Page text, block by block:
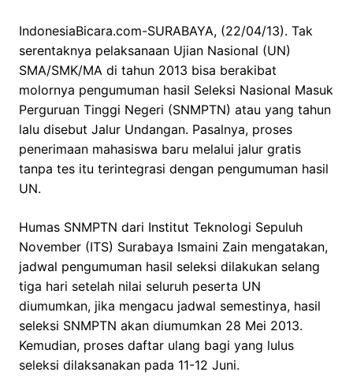
IndonesiaBicara.com-SURABAYA, (22/04/13). Tak
serentaknya pelaksanaan Ujian Nasional (UN)
SMA/SMK/MA di tahun 2013 bisa berakibat
molornya pengumuman hasil Seleksi Nasional Masuk
Perguruan Tinggi Negeri (SNMPTN) atau yang tahun
lalu disebut Jalur Undangan. Pasalnya, proses
penerimaan mahasiswa baru melalui jalur gratis
tanpa tes itu terintegrasi dengan pengumuman hasil
UN.
Humas SNMPTN dari Institut Teknologi Sepuluh
November (ITS) Surabaya Ismaini Zain mengatakan,
jadwal pengumuman hasil seleksi dilakukan selang
tiga hari setelah nilai seluruh peserta UN
diumumkan, jika mengacu jadwal semestinya, hasil
seleksi SNMPTN akan diumumkan 28 Mei 2013.
Kemudian, proses daftar ulang bagi yang lulus
seleksi dilaksanakan pada 11-12 Juni.